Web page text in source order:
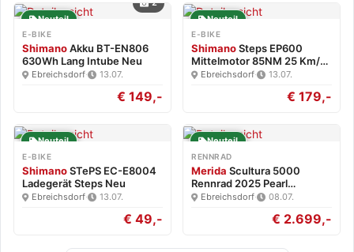
2
Neuteil
E-BIKE
ShimanoAkku BT-EN806
630Wh Lang Intube Neu
Ebreichsdorf· 13.07.
€ 149,-
Neuteil
E-BIKE
ShimanoSteps EP600
Mittelmotor 85NM 25 Km/h
NeuEbreichsdorf· 13.07.
€ 179,-
Neuteil
E-BIKE
ShimanoSTePS EC-E8004
Ladegerät Steps Neu
Ebreichsdorf· 13.07.
€ 49,-
Neuteil
RENNRAD
Merida Scultura 5000
Rennrad 2025 Pearl
White/Blk…
Ebreichsdorf· 08.07.
€ 2.699,-